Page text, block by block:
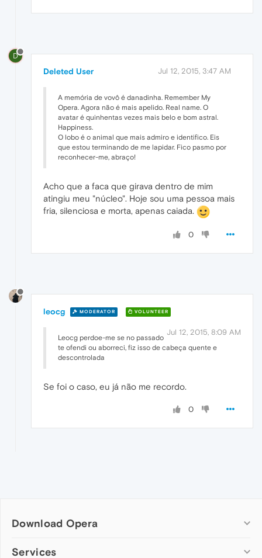
D
Deleted User Jul 12, 2015, 3:47 AM
A memória de vovô é danadinha. Remember My
Opera. Agora não é mais apelido. Real name. O
avatar é quinhentas vezes mais belo e bom astral.
Happiness.
O lobo é o animal que mais admiro e identifico. Eis
que estou terminando de me lapidar. Fico pasmo por
reconhecer-me, abraço!
Acho que a faca que girava dentro de mim
atingiu meu "núcleo". Hoje sou uma pessoa mais
fria, silenciosa e morta, apenas caiada.
0
leocg MODERATOR VOLUNTEER
Jul 12, 2015, 8:09 AM
Leocg perdoe-me se no passado
te ofendi ou aborreci, fiz isso de cabeça quente e
descontrolada
Se foi o caso, eu já não me recordo.
0
Download Opera
Computer browsers
Services